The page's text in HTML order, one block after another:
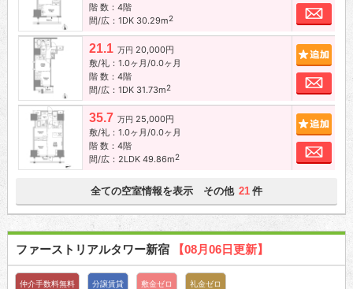
階 数：4階
間/広：1DK 30.29m2
お
21.1 万円 20,000円
敷/礼：1.0ヶ月/0.0ヶ月
階 数：4階
間/広：1DK 31.73m2
お
35.7 万円 25,000円
敷/礼：1.0ヶ月/0.0ヶ月
階 数：4階
間/広：2LDK 49.86m2
お
全ての空室情報を表示 その他 21 件
ファーストリアルタワー新宿 【08月06日更新】
仲介手数料無料 分譲賃貸 敷金ゼロ 礼金ゼロ